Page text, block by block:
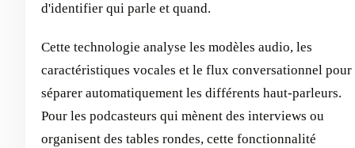
d'identifier qui parle et quand.
Cette technologie analyse les modèles audio, les
caractéristiques vocales et le flux conversationnel pour
séparer automatiquement les différents haut-parleurs.
Pour les podcasteurs qui mènent des interviews ou
organisent des tables rondes, cette fonctionnalité